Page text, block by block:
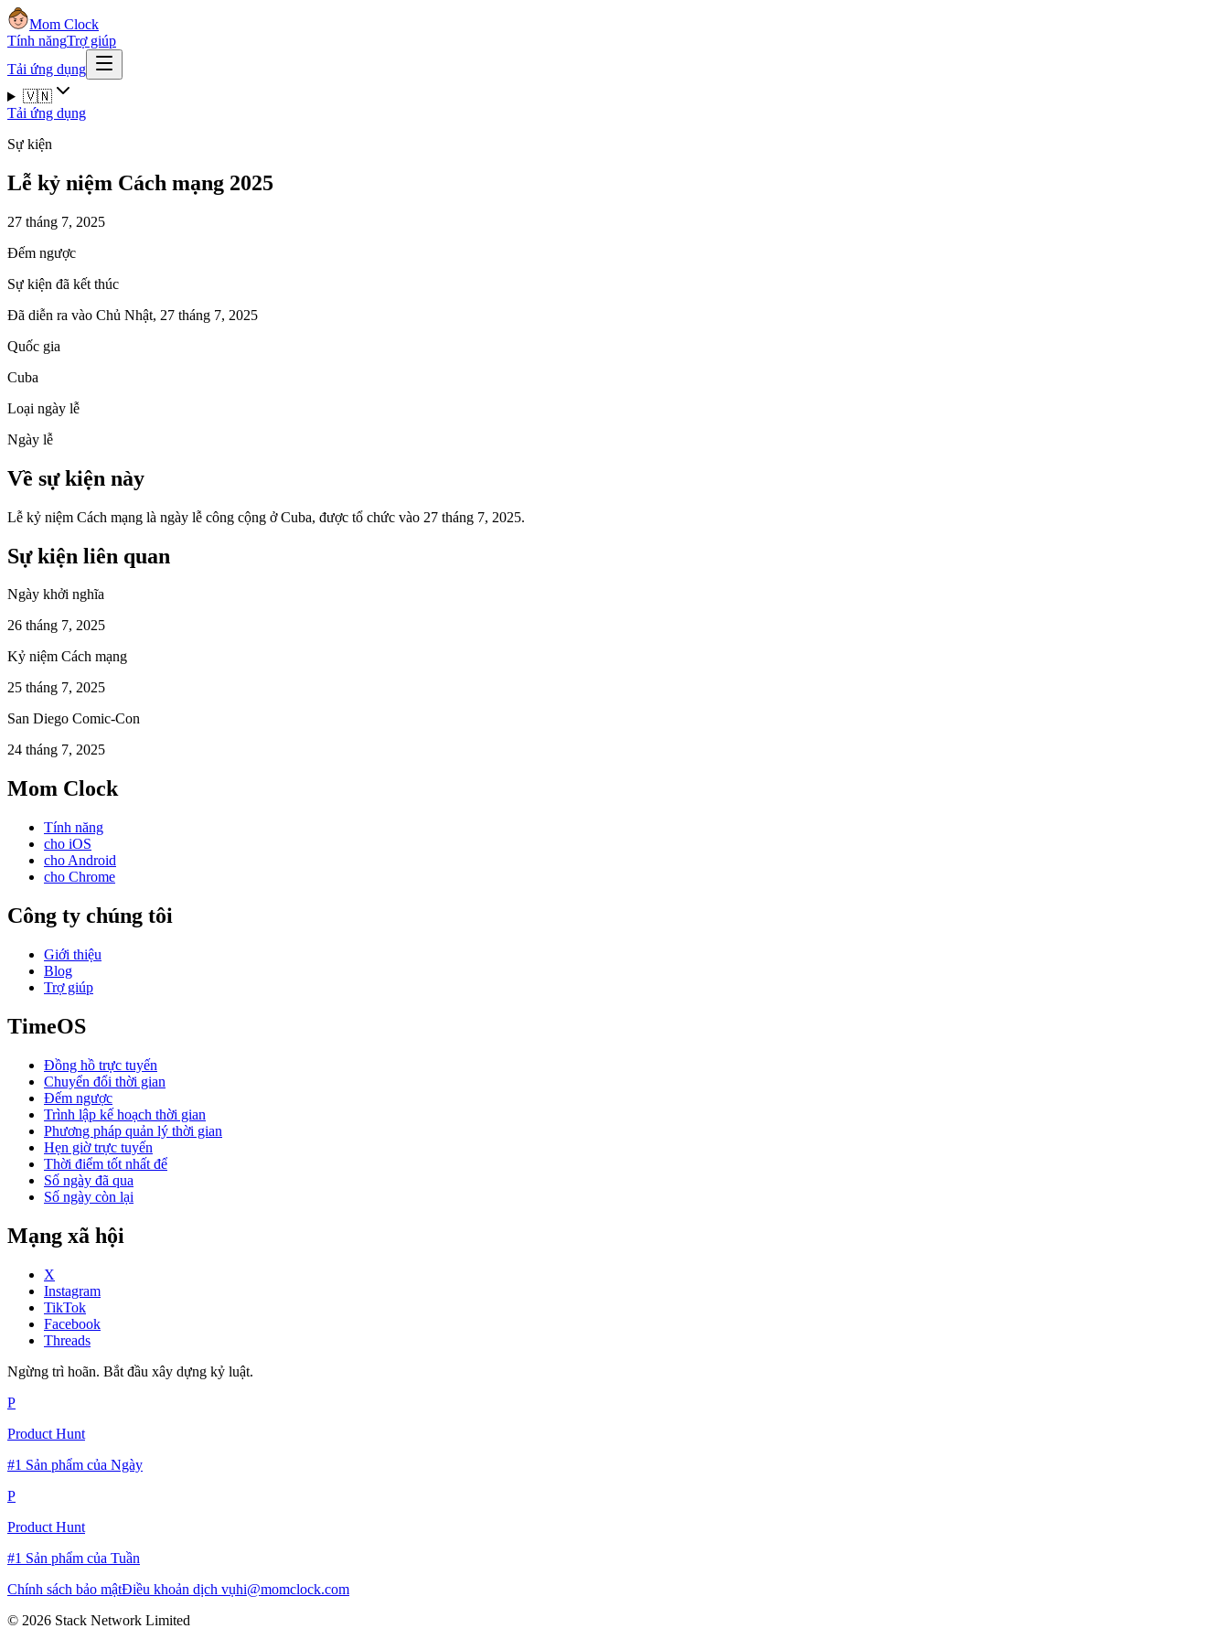
Mom Clock
Tính năngTrợ giúp
Tải ứng dụng
🇻🇳
Tải ứng dụng
Sự kiện
Lễ kỷ niệm Cách mạng 2025
27 tháng 7, 2025
Đếm ngược
Sự kiện đã kết thúc
Đã diễn ra vào Chủ Nhật, 27 tháng 7, 2025
Quốc gia
Cuba
Loại ngày lễ
Ngày lễ
Về sự kiện này
Lễ kỷ niệm Cách mạng là ngày lễ công cộng ở Cuba, được tổ chức vào 27 tháng 7, 2025.
Sự kiện liên quan
Ngày khởi nghĩa
26 tháng 7, 2025
Kỷ niệm Cách mạng
25 tháng 7, 2025
San Diego Comic-Con
24 tháng 7, 2025
Mom Clock
Tính năng
cho iOS
cho Android
cho Chrome
Công ty chúng tôi
Giới thiệu
Blog
Trợ giúp
TimeOS
Đồng hồ trực tuyến
Chuyển đổi thời gian
Đếm ngược
Trình lập kế hoạch thời gian
Phương pháp quản lý thời gian
Hẹn giờ trực tuyến
Thời điểm tốt nhất để
Số ngày đã qua
Số ngày còn lại
Mạng xã hội
X
Instagram
TikTok
Facebook
Threads
Ngừng trì hoãn. Bắt đầu xây dựng kỷ luật.
P
Product Hunt
#1 Sản phẩm của Ngày
P
Product Hunt
#1 Sản phẩm của Tuần
Chính sách bảo mậtĐiều khoản dịch vụhi@momclock.com
© 2026 Stack Network Limited